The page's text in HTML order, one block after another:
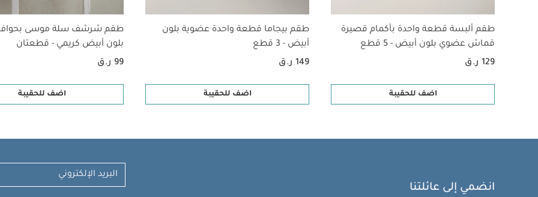
طقم ألبسة قطعة واحدة بأكمام قصيرة
قماش عضوي بلون أبيض - 5 قطع
129 ر.ق
اضف للحقيبة
طقم بيجاما قطعة واحدة عضوية بلون
أبيض - 3 قطع
149 ر.ق
اضف للحقيبة
طقم شرشف سلة موسى
بلون أبيض كريمي - قطعتان
99 ر.ق
اضف للحقيبة
انضمي إلى عائلتنا